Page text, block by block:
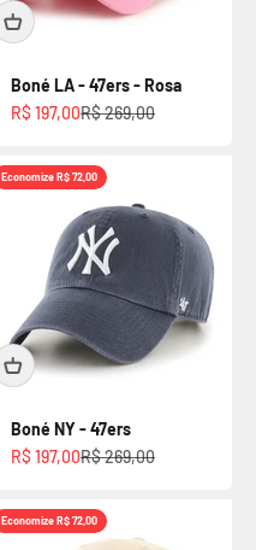
Boné LA - 47ers - Rosa
Preço promocional
R$ 197,00Preço normal
R$ 269,00
Economize R$ 72,00
Boné NY - 47ers
Preço promocional
R$ 197,00Preço normal
R$ 269,00
Economize R$ 72,00